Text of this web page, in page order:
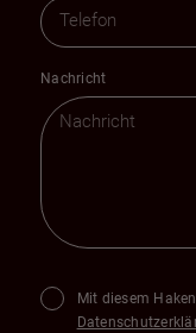
Nachricht
Mit diesem